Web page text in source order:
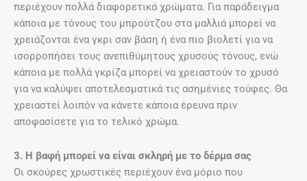
περιέχουν πολλά διαφορετικά χρώματα. Για παράδειγμα
κάποια με τόνους του μπρούτζου στα μαλλιά μπορεί να
χρειάζονται ένα γκρι σαν βάση ή ένα πιο βιολετί για να
ισορροπήσει τους ανεπιθύμητους χρυσούς τόνους, ενώ
κάποια με πολλά γκρίζα μπορεί να χρειαστούν το χρυσό
για να καλύψει αποτελεσματικά τις ασημένιες τούφες. Θα
χρειαστεί λοιπόν να κάνετε κάποια έρευνα πριν
αποφασίσετε για το τελικό χρώμα.
3. Η βαφή μπορεί να είναι σκληρή με το δέρμα σας
Οι σκούρες χρωστικές περιέχουν ένα μόριο που